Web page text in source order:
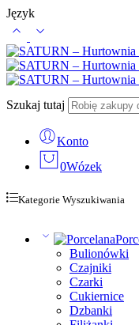
Język
Szukaj tutaj
Konto
0Wózek
Kategorie Wyszukiwania
Bulionówki
Czajniki
Czarki
Cukiernice
Dzbanki